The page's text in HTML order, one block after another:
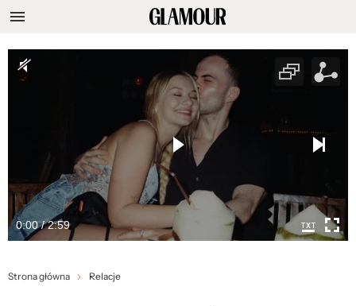
0:00 / 2:59
Strona główna Relacje